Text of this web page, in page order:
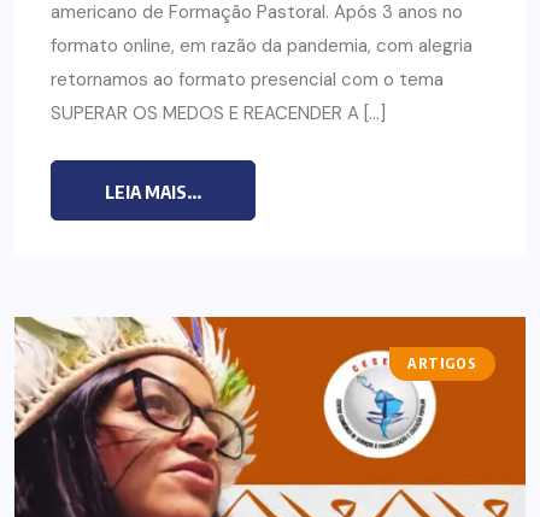
americano de Formação Pastoral. Após 3 anos no
formato online, em razão da pandemia, com alegria
retornamos ao formato presencial com o tema
SUPERAR OS MEDOS E REACENDER A […]
LEIA MAIS...
ARTIGOS